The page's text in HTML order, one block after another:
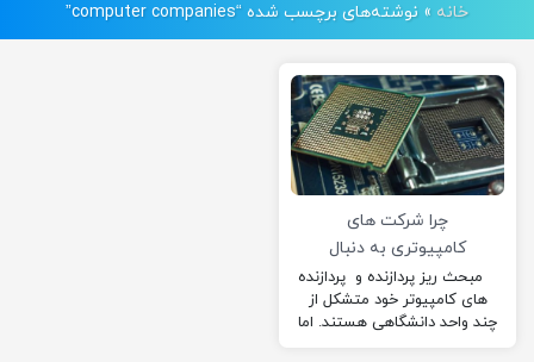
خانه » نوشته‌های برچسب شده “computer companies”
چرا شرکت های
کامپیوتری به دنبال
استفاده از معماری
آرم هستند؟
مبحث ریز پردازنده و پردازنده
های کامپیوتر خود متشکل از
چند واحد دانشگاهی هستند. اما